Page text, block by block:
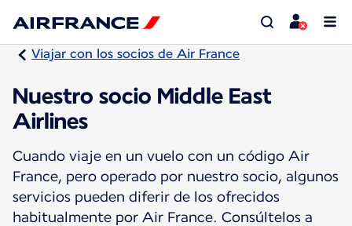
Viajar con los socios de Air France
Nuestro socio Middle East
Airlines
Cuando viaje en un vuelo con un código Air
France, pero operado por nuestro socio, algunos
servicios pueden diferir de los ofrecidos
habitualmente por Air France. Consúltelos a